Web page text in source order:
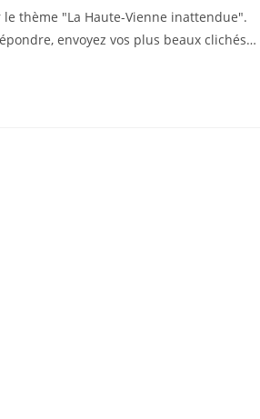
la
publication :
thème "La Haute-Vienne inattendue".
envoyez vos plus beaux clichés…